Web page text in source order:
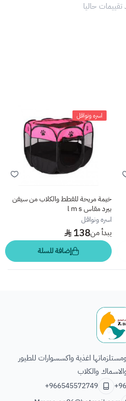
تقييمات حاليا
اسره ونواقل
خيمة مريحة للقطط والكلاب من سيفن
بيرد مقاس l m s
اسره ونواقل
يبدأ من138
إضافة للسلة
اغذية واكسسوارات للطيور
والكلاب
+966545572749